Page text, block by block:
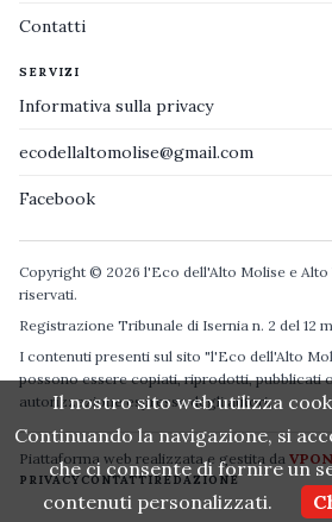
Contatti
SERVIZI
Informativa sulla privacy
ecodellaltomolise@gmail.com
Facebook
Copyright © 2026 l'Eco dell'Alto Molise e Alto
riservati.
Registrazione Tribunale di Isernia n. 2 del 12
I contenuti presenti sul sito "l'Eco dell'Alto
possono essere copiati, riprodotti, pubblicati
autorizzazione espressa degli autori.
Piattaforma web realizzata e gestita da
PRIVACYCONTATTIREDAZIONE
Il nostro sito web utilizza
Continuando la navigazione, si
che ci consente di fornire un
contenuti personalizzati.